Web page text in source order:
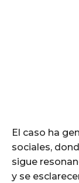
El caso ha
sociales,
sigue
y se